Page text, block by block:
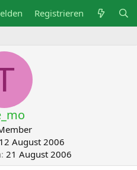
Registrieren
12 August 2006
21 August 2006